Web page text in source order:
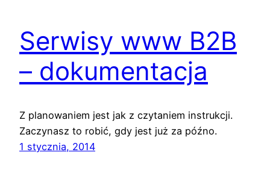
Serwisy www B2B
– dokumentacja
Z planowaniem jest jak z czytaniem instrukcji.
Zaczynasz to robić, gdy jest już za późno.
1 stycznia, 2014